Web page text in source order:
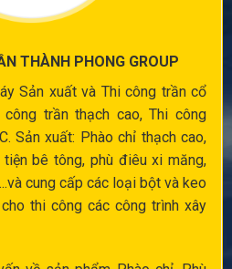
THÀNH PHONG GROUP
Sản xuất và Thi công trần cổ
công trần thạch cao,Thi công
Sản xuất: Phào chỉ thạch cao,
tiện bê tông, phù điêu xi măng,
cung cấp các loại bột và keo
thi công các công trình xây